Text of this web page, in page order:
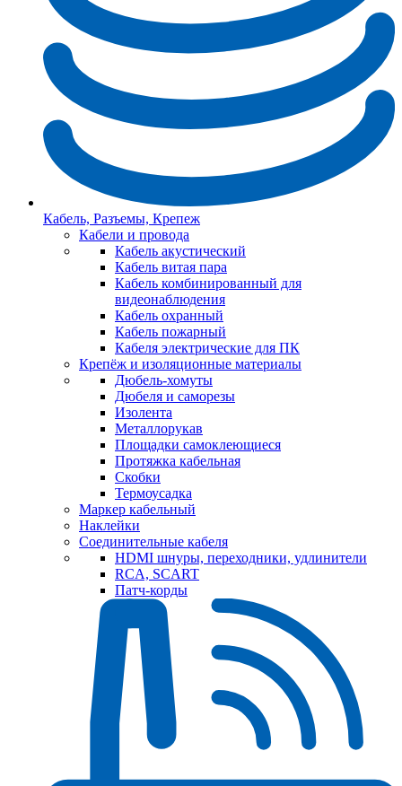
Кабель, Разъемы, Крепеж
Кабели и провода
Кабель акустический
Кабель витая пара
Кабель комбинированный для
видеонаблюдения
Кабель охранный
Кабель пожарный
Кабеля электрические для ПК
Крепёж и изоляционные материалы
Дюбель-хомуты
Дюбеля и саморезы
Изолента
Металлорукав
Площадки самоклеющиеся
Протяжка кабельная
Скобки
Термоусадка
Маркер кабельный
Наклейки
Соединительные кабеля
HDMI шнуры, переходники, удлинители
RCA, SCART
Патч-корды